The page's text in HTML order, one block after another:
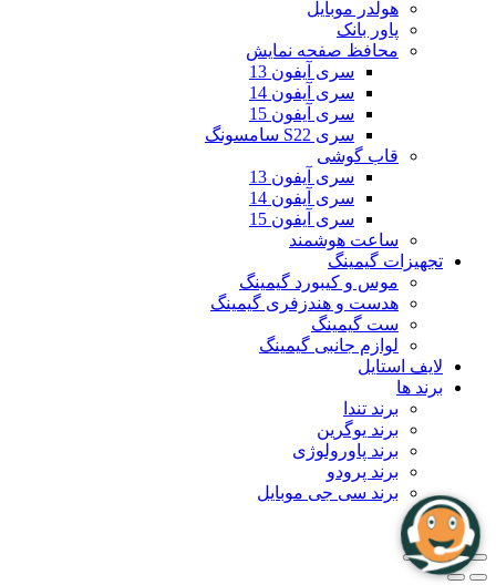
هولدر موبایل
پاور بانک
محافظ صفحه نمایش
سری آیفون 13
سری آیفون 14
سری آیفون 15
سری S22 سامسونگ
قاب گوشی
سری آیفون 13
سری آیفون 14
سری آیفون 15
ساعت هوشمند
تجهیزات گیمینگ
موس و کیبورد گیمینگ
هدست و هندزفری گیمینگ
ست گیمینگ
لوازم جانبی گیمینگ
لایف استایل
برند ها
برند تندا
برند یوگرین
برند پاورولوژی
برند پرودو
برند سی جی موبایل
بلاگ